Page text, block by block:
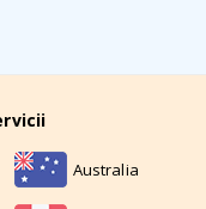
Australia